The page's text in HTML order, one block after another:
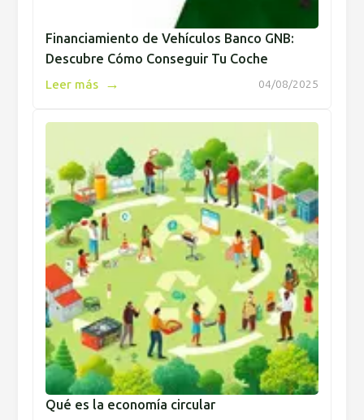
Financiamiento de Vehículos Banco GNB:
Descubre Cómo Conseguir Tu Coche
04/08/2025
Leer más →
Qué es la economía circular